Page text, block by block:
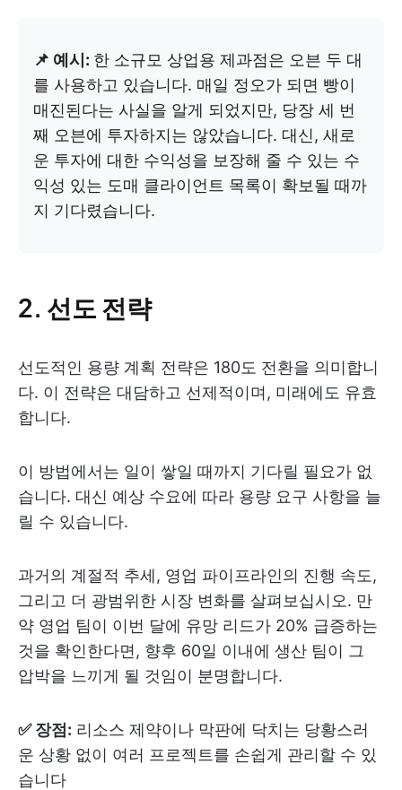
📌 예시: 한 소규모 상업용 제과점은 오븐 두 대
를 사용하고 있습니다. 매일 정오가 되면 빵이
매진된다는 사실을 알게 되었지만, 당장 세 번
째 오븐에 투자하지는 않았습니다. 대신, 새로
운 투자에 대한 수익성을 보장해 줄 수 있는 수
익성 있는 도매 클라이언트 목록이 확보될 때까
지 기다렸습니다.
2. 선도 전략
선도적인 용량 계획 전략은 180도 전환을 의미합니
다. 이 전략은 대담하고 선제적이며, 미래에도 유효
합니다.
이 방법에서는 일이 쌓일 때까지 기다릴 필요가 없
습니다. 대신 예상 수요에 따라 용량 요구 사항을 늘
릴 수 있습니다.
과거의 계절적 추세, 영업 파이프라인의 진행 속도,
그리고 더 광범위한 시장 변화를 살펴보십시오. 만
약 영업 팀이 이번 달에 유망 리드가 20% 급증하는
것을 확인한다면, 향후 60일 이내에 생산 팀이 그
압박을 느끼게 될 것임이 분명합니다.
✅ 장점: 리소스 제약이나 막판에 닥치는 당황스러
운 상황 없이 여러 프로젝트를 손쉽게 관리할 수 있
습니다